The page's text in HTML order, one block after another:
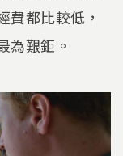
費都比較低，
為艱鉅。